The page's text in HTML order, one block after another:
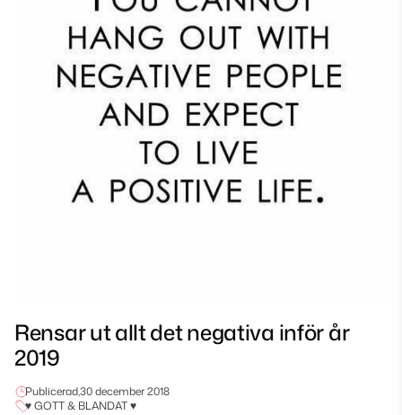
Rensar ut allt det negativa inför år
2019
Publicerad,30 december 2018
♥ GOTT & BLANDAT ♥